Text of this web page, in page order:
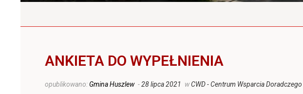
ANKIETA DO WYPEŁNIENIA
opublikowano: Gmina Huszlew -28 lipca 2021 wCWD - Centrum Wsparcia Doradczego